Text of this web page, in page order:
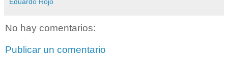
No hay comentarios:
Publicar un comentario